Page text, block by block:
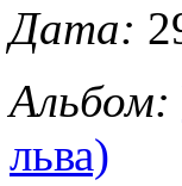
Дата:
Альбом:
льва)